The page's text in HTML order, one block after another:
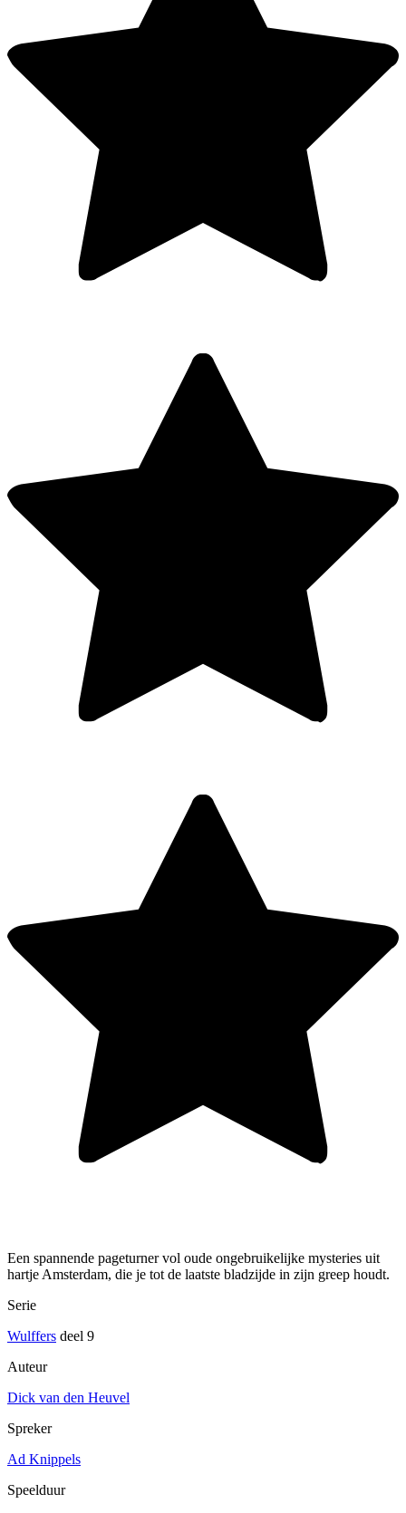
Een spannende pageturner vol oude ongebruikelijke mysteries uit
hartje Amsterdam, die je tot de laatste bladzijde in zijn greep houdt.
Serie
Wulffers deel 9
Auteur
Dick van den Heuvel
Spreker
Ad Knippels
Speelduur